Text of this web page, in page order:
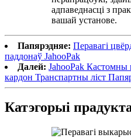
адпаведнасці з
вашай установе.
Папярэдняе: Перавагі
паддонаў JahooPak
Далей: JahooPak Кастомны
кардон Транспартны ліст
Катэгорыі